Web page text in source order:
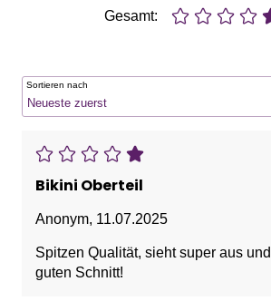
Gesamt:
Sortieren nach
Bikini Oberteil
Anonym, 11.07.2025
Spitzen Qualität, sieht super aus
guten Schnitt!